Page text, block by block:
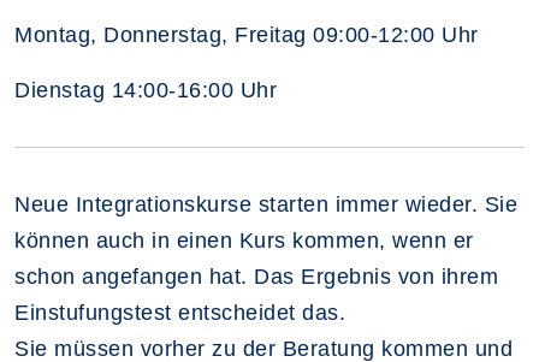
Montag, Donnerstag, Freitag 09:00-12:00 Uhr
Dienstag 14:00-16:00 Uhr
Neue Integrationskurse starten immer wieder. Sie
können auch in einen Kurs kommen, wenn er
schon angefangen hat. Das Ergebnis von ihrem
Einstufungstest entscheidet das.
Sie müssen vorher zu der Beratung kommen und